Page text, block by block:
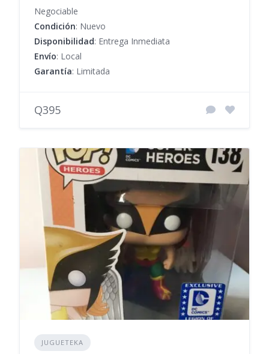
Negociable
Condición: Nuevo
Disponibilidad: Entrega Inmediata
Envío: Local
Garantía: Limitada
Q395
JUGUETEKA